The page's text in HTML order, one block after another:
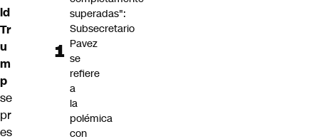
ld
Tr
u
m
p
se
pr
es
superadas":
Subsecretario
Pavez
se
refiere
a
la
polémica
con